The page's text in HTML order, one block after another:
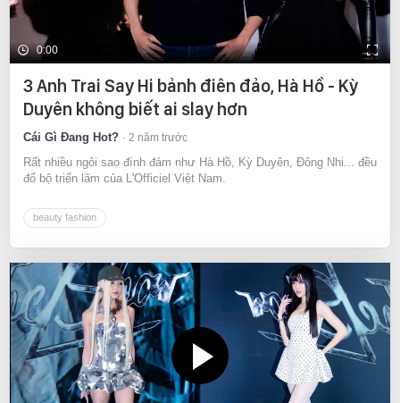
0:00
3 Anh Trai Say Hi bảnh điên đảo, Hà Hồ - Kỳ
Duyên không biết ai slay hơn
Cái Gì Đang Hot? 2 năm trước
Rất nhiều ngôi sao đình đám như Hà Hồ, Kỳ Duyên, Đông Nhi... đều
đổ bộ triển lãm của L'Officiel Việt Nam.
beauty fashion